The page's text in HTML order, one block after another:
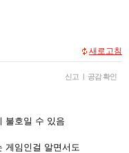
새로고침
신고 | 공감 확인
불호일 수 있음
게임인걸 알면서도